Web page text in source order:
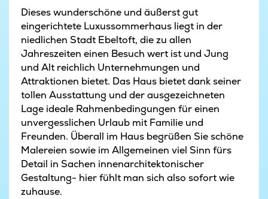
Dieses wunderschöne und äußerst gut
eingerichtete Luxussommerhaus liegt in der
niedlichen Stadt Ebeltoft, die zu allen
Jahreszeiten einen Besuch wert ist und Jung
und Alt reichlich Unternehmungen und
Attraktionen bietet. Das Haus bietet dank seiner
tollen Ausstattung und der ausgezeichneten
Lage ideale Rahmenbedingungen für einen
unvergesslichen Urlaub mit Familie und
Freunden. Überall im Haus begrüßen Sie schöne
Malereien sowie im Allgemeinen viel Sinn fürs
Detail in Sachen innenarchitektonischer
Gestaltung- hier fühlt man sich also sofort wie
zuhause.